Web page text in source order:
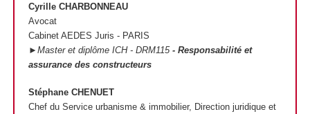
Cyrille CHARBONNEAU
Avocat
Cabinet AEDES Juris - PARIS
►Master et diplôme ICH - DRM115- Responsabilité et
assurance des constructeurs
Stéphane CHENUET
Chef du Service urbanisme & immobilier, Direction juridique et